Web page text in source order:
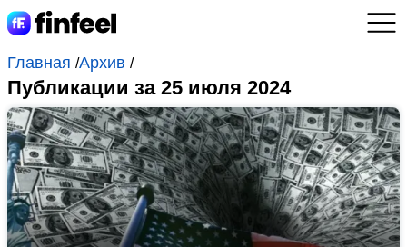
Главная /Архив /
Публикации за 25 июля 2024